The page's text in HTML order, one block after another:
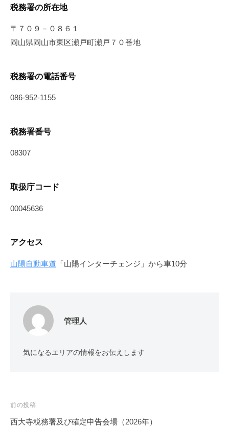
税務署の所在地
〒７０９－０８６１
岡山県岡山市東区瀬戸町瀬戸７０番地
税務署の電話番号
086-952-1155
税務署番号
08307
取扱庁コード
00045636
アクセス
山陽自動車道 「山陽インターチェンジ」から車10分
管理人
気になるエリアの情報をお伝えします
投
稿
前の投稿
西大寺税務署及び確定申告会場（2026年）